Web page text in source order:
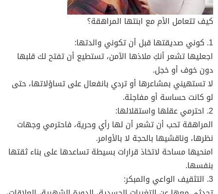
كيف تتعامل الأم مع ابنتها المراهقة؟
1. كوني صديقتها قبل أن تكوني والدتها:
اجعليها تشعر أنكِ ملاذها الآمن، تستطيع أن تفتح لك قلبها
دون خوف أو خجل.
لا تستهيني بمشاعرها أو تردي بانفعال على تساؤلاتها، حتى
لو كانت حساسة أو مفاجئة.
2. احترمي عقلها واستقلالها:
المراهقة تحب أن تشعر أن لها رأي وحرية، فاحترمي وجهات
نظرها، وناقشيها بالحجة لا بالأوامر.
امنحيها مساحة لاتخاذ قرارات بسيطة تساعدها على بناء ثقتها
بنفسها.
3. التثقيف الواعي والمبكر: